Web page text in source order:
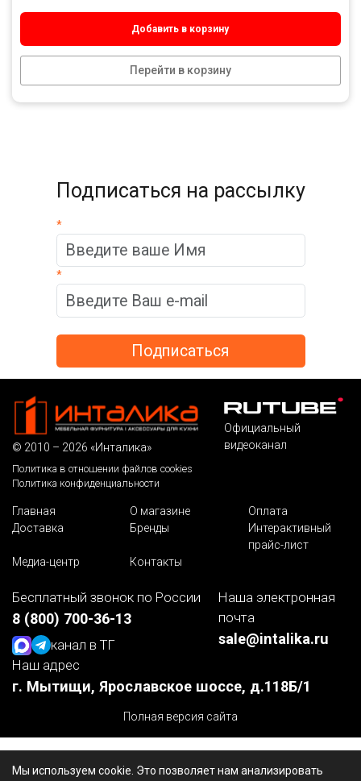
Добавить в корзину
Перейти в корзину
Подписаться на рассылку
*
*
Мы используем cookie. Это позволяет нам анализировать
© 2010 – 2026 «Инталика»
Политика в отношении файлов cookies
Политика конфиденциальности
Официальный
видеоканал
Главная О магазине
Оплата
Доставка
Бренды
Интерактивный
прайс-лист
Медиа-центр
Контакты
Бесплатный звонок по России
8 (800) 700-36-13
канал в ТГ
Наша электронная
почта
sale@intalika.ru
Наш адрес
г. Мытищи, Ярославское шоссе, д.118Б/1
Полная версия сайта